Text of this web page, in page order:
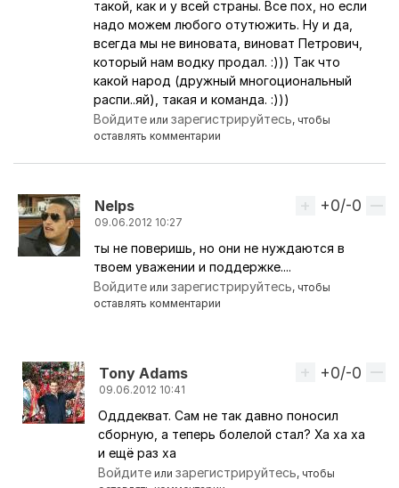
такой, как и у всей страны. Все пох, но если
надо можем любого отутюжить. Ну и да,
всегда мы не виновата, виноват Петрович,
который нам водку продал. :))) Так что
какой народ (дружный многоциональный
распи..яй), такая и команда. :)))
Войдите илизарегистрируйтесь, чтобы
оставлять комментарии
Nelps
09.06.2012 10:27
Ответ на комментарий пользователя
Вверх
+0/-0
ты не поверишь, но они не нуждаются в
твоем уважении и поддержке....
Войдите илизарегистрируйтесь, чтобы
оставлять комментарии
Tony Adams
09.06.2012 10:41
Ответ на комментарий пользователя Nelps
Вверх
+0/-0
Одддекват. Сам не так давно поносил
сборную, а теперь болелой стал? Ха ха ха
и ещё раз ха
Войдите илизарегистрируйтесь, чтобы